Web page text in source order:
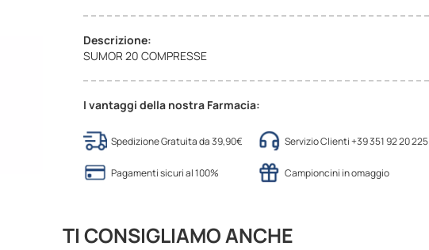
Descrizione:
SUMOR 20 COMPRESSE
I vantaggi della nostra Farmacia:
Spedizione Gratuita da 39,90€ Servizio Clienti +39 351 92 20 225
Pagamenti sicuri al 100% Campioncini in omaggio
TI CONSIGLIAMO ANCHE